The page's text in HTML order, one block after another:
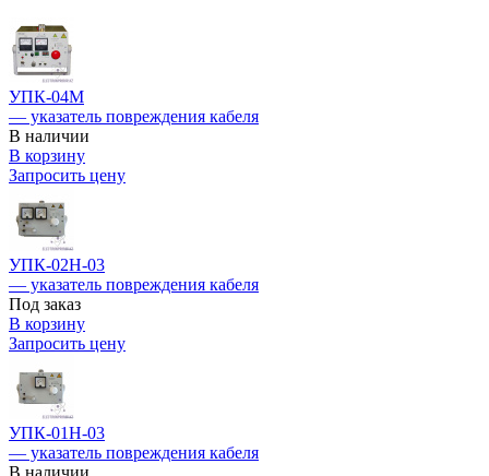
УПК-04М
— указатель повреждения кабеля
В наличии
В корзину
Запросить цену
УПК-02Н-03
— указатель повреждения кабеля
Под заказ
В корзину
Запросить цену
УПК-01Н-03
— указатель повреждения кабеля
В наличии